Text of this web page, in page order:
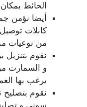
الحائط
أيضا نؤمن
كابلات
من نوعيات
نقوم بتنزيل
و السمارت
يرغب بها
نقوم بتصليح